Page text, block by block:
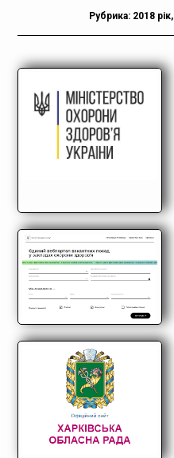
Рубрика: 2018 рік,